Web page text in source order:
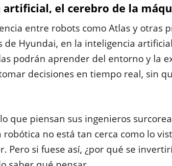
artificial, el cerebro de la
entre robots como Atlas y otras
de Hyundai, en la inteligencia
podrán aprender del entorno y la
decisiones en tiempo real, sin
que piensan sus ingenieros
no está tan cerca como lo
Pero si fuese así, ¿por qué se